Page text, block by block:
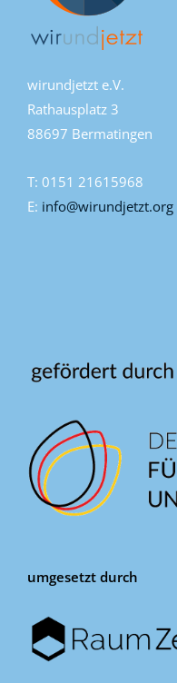
wirundjetzt e.V.
Rathausplatz 3
88697 Bermatingen
T: 0151 21615968
E: info@wirundjetzt.org
umgesetzt durch